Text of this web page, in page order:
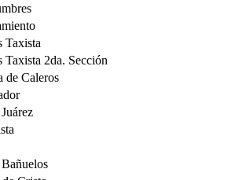
Taxista
Taxista 2da. Sección
de Caleros
Bañuelos